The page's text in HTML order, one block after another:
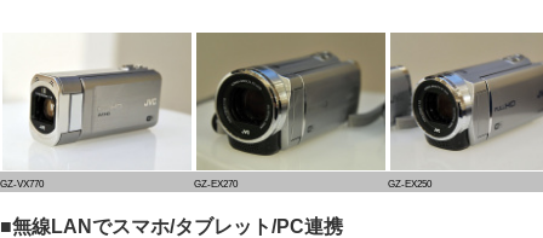
GZ-VX770 GZ-EX270 GZ-EX250
■無線LANでスマホ/タブレット/PC連携